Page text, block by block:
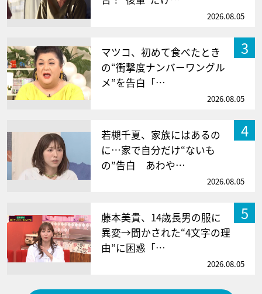
2026.08.05
3
マツコ、初めて食べたとき
の“衝撃度ナンバーワングル
メ”を告白「…
2026.08.05
4
若槻千夏、家族にはあるの
に…家で自分だけ“ないも
の”告白 あわや…
2026.08.05
5
藤本美貴、14歳長男の服に
異変→聞かされた“4文字の理
由”に困惑「…
2026.08.05